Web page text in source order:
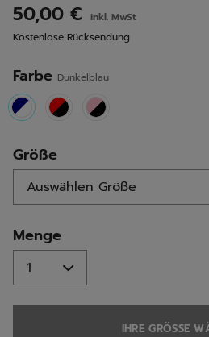
Link
auf
derselben
50,00 €
inkl. MwSt
Kostenlose Rücksendung
Farbe Dunkelblau
selected
Größe
Menge
IHRE GRÖSSE